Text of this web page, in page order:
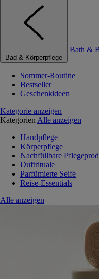
Bad & Körperpflege
Bath &
Sommer-Routine
Bestseller
Geschenkideen
Kategorie anzeigen
Kategorien Alle anzeigen
Handpflege
Körperpflege
Nachfüllbare
Duftrituale
Parfümierte Seife
Reise-Essentials
Alle anzeigen